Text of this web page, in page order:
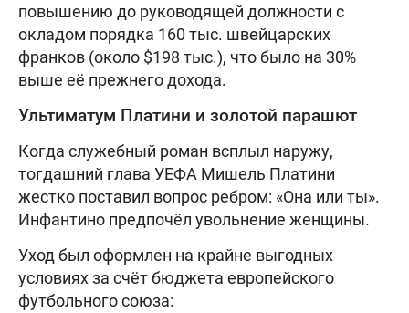
повышению до руководящей должности с
окладом порядка 160 тыс. швейцарских
франков (около $198 тыс.), что было на 30%
выше её прежнего дохода.
Ультиматум Платини и золотой парашют
Когда служебный роман всплыл наружу,
тогдашний глава УЕФА Мишель Платини
жестко поставил вопрос ребром: «Она или ты».
Инфантино предпочёл увольнение женщины.
Уход был оформлен на крайне выгодных
условиях за счёт бюджета европейского
футбольного союза: